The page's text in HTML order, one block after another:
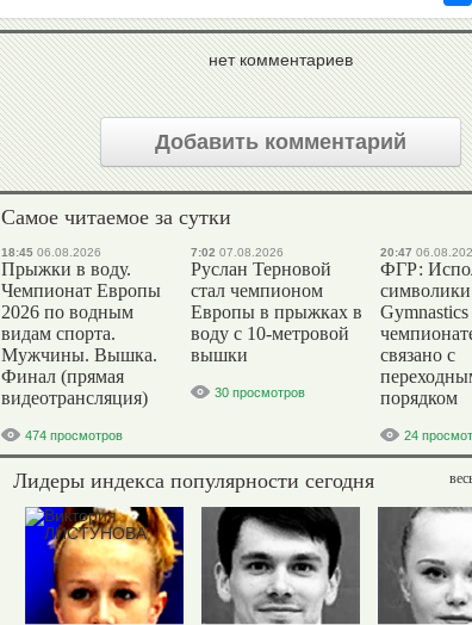
нет комментариев
Добавить комментарий
Самое читаемое за сутки
18:45 06.08.2026
Прыжки в воду.
Чемпионат Европы
2026 по водным
видам спорта.
Мужчины. Вышка.
Финал (прямая
видеотрансляция)
474 просмотров
7:02 07.08.2026
Руслан Терновой
стал чемпионом
Европы в прыжках в
воду с 10-метровой
вышки
30 просмотров
20:47
ФГР:
Gymnastics
связано с
порядком
24
Лидеры индекса популярности сегодня